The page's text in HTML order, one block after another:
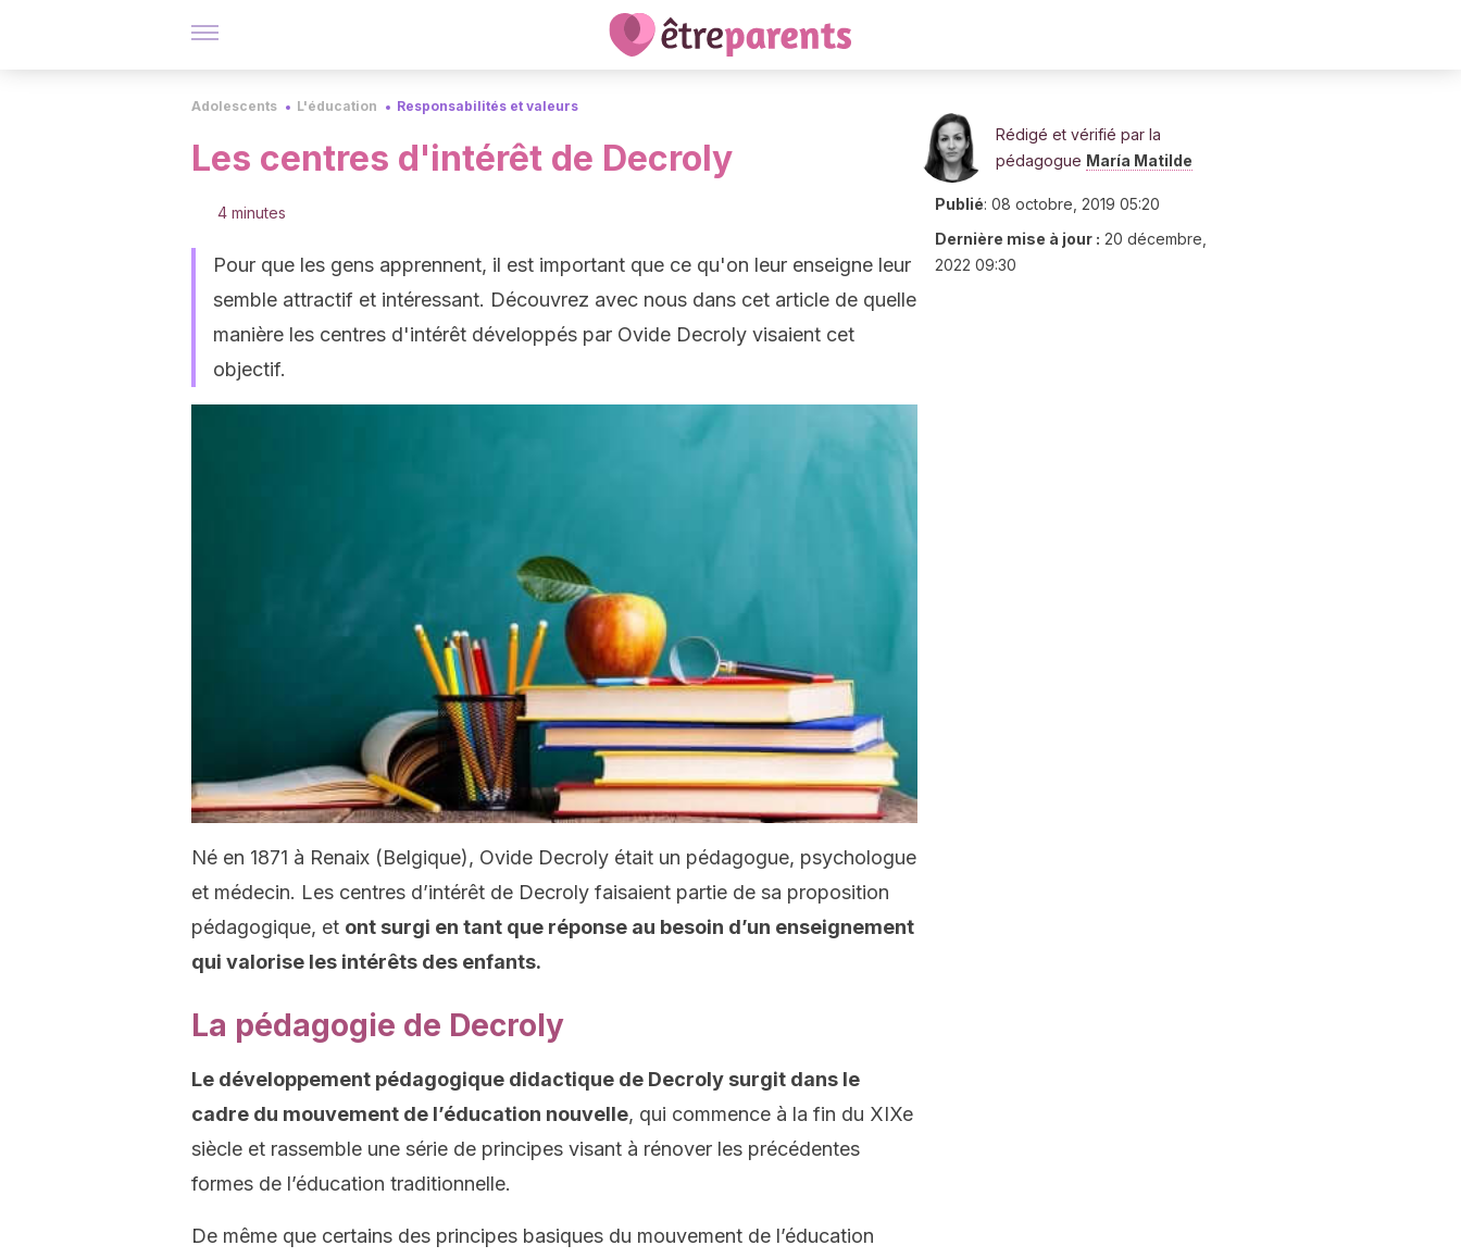
Adolescents L'éducation Responsabilités et valeurs
Les centres d'intérêt de Decroly
4 minutes
Pour que les gens apprennent, il est important que ce qu'on leur enseigne leur
semble attractif et intéressant. Découvrez avec nous dans cet article de quelle
manière les centres d'intérêt développés par Ovide Decroly visaient cet
objectif.
Né en 1871 à Renaix (Belgique), Ovide Decroly était un pédagogue, psychologue
et médecin. Les centres d’intérêt de Decroly faisaient partie de sa proposition
pédagogique, et ont surgi en tant que réponse au besoin d’un enseignement
qui valorise les intérêts des enfants.
La pédagogie de Decroly
Le développement pédagogique didactique de Decroly surgit dans le
cadre du mouvement de l’éducation nouvelle, qui commence à la fin du XIXe
siècle et rassemble une série de principes visant à rénover les précédentes
formes de l’éducation traditionnelle.
De même que certains des principes basiques du mouvement de l’éducation
Rédigé et vérifié par la
pédagogue María Matilde
Publié: 08 octobre, 2019 05:20
Dernière mise à jour : 20 décembre,
2022 09:30